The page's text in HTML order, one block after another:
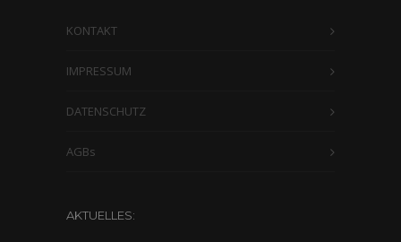
KONTAKT
IMPRESSUM
DATENSCHUTZ
AGBs
AKTUELLES: